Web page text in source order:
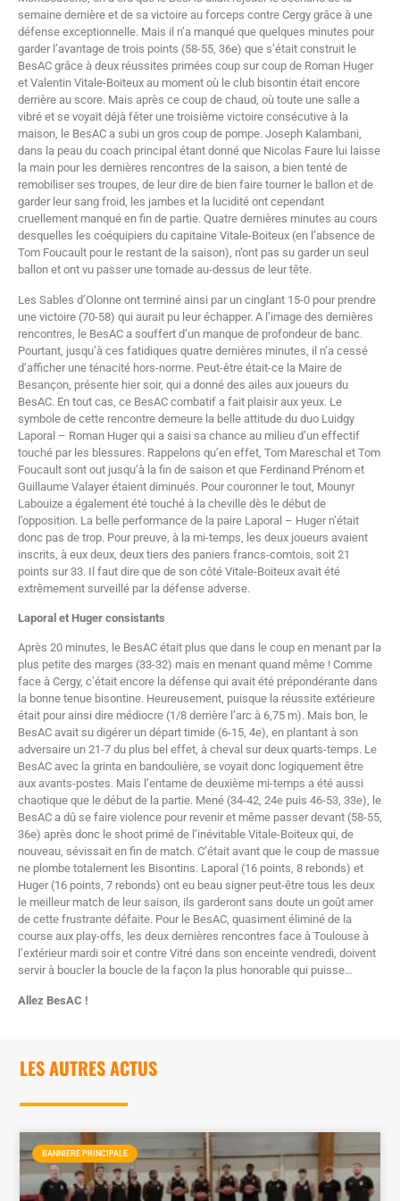
semaine dernière et de sa victoire au forceps contre Cergy grâce à une
défense exceptionnelle. Mais il n’a manqué que quelques minutes pour
garder l’avantage de trois points (58-55, 36e) que s’était construit le
BesAC grâce à deux réussites primées coup sur coup de Roman Huger
et Valentin Vitale-Boiteux au moment où le club bisontin était encore
derrière au score. Mais après ce coup de chaud, où toute une salle a
vibré et se voyait déjà fêter une troisième victoire consécutive à la
maison, le BesAC a subi un gros coup de pompe. Joseph Kalambani,
dans la peau du coach principal étant donné que Nicolas Faure lui laisse
la main pour les dernières rencontres de la saison, a bien tenté de
remobiliser ses troupes, de leur dire de bien faire tourner le ballon et de
garder leur sang froid, les jambes et la lucidité ont cependant
cruellement manqué en fin de partie. Quatre dernières minutes au cours
desquelles les coéquipiers du capitaine Vitale-Boiteux (en l’absence de
Tom Foucault pour le restant de la saison), n’ont pas su garder un seul
ballon et ont vu passer une tornade au-dessus de leur tête.
Les Sables d’Olonne ont terminé ainsi par un cinglant 15-0 pour prendre
une victoire (70-58) qui aurait pu leur échapper. A l’image des dernières
rencontres, le BesAC a souffert d’un manque de profondeur de banc.
Pourtant, jusqu’à ces fatidiques quatre dernières minutes, il n’a cessé
d’afficher une ténacité hors-norme. Peut-être était-ce la Maire de
Besançon, présente hier soir, qui a donné des ailes aux joueurs du
BesAC. En tout cas, ce BesAC combatif a fait plaisir aux yeux. Le
symbole de cette rencontre demeure la belle attitude du duo Luidgy
Laporal – Roman Huger qui a saisi sa chance au milieu d’un effectif
touché par les blessures. Rappelons qu’en effet, Tom Mareschal et Tom
Foucault sont out jusqu’à la fin de saison et que Ferdinand Prénom et
Guillaume Valayer étaient diminués. Pour couronner le tout, Mounyr
Labouize a également été touché à la cheville dès le début de
l’opposition. La belle performance de la paire Laporal – Huger n’était
donc pas de trop. Pour preuve, à la mi-temps, les deux joueurs avaient
inscrits, à eux deux, deux tiers des paniers francs-comtois, soit 21
points sur 33. Il faut dire que de son côté Vitale-Boiteux avait été
extrêmement surveillé par la défense adverse.
Laporal et Huger consistants
Après 20 minutes, le BesAC était plus que dans le coup en menant par la
plus petite des marges (33-32) mais en menant quand même ! Comme
face à Cergy, c’était encore la défense qui avait été prépondérante dans
la bonne tenue bisontine. Heureusement, puisque la réussite extérieure
était pour ainsi dire médiocre (1/8 derrière l’arc à 6,75 m). Mais bon, le
BesAC avait su digérer un départ timide (6-15, 4e), en plantant à son
adversaire un 21-7 du plus bel effet, à cheval sur deux quarts-temps. Le
BesAC avec la grinta en bandoulière, se voyait donc logiquement être
aux avants-postes. Mais l’entame de deuxième mi-temps a été aussi
chaotique que le début de la partie. Mené (34-42, 24e puis 46-53, 33e), le
BesAC a dû se faire violence pour revenir et même passer devant (58-55,
36e) après donc le shoot primé de l’inévitable Vitale-Boiteux qui, de
nouveau, sévissait en fin de match. C’était avant que le coup de massue
ne plombe totalement les Bisontins. Laporal (16 points, 8 rebonds) et
Huger (16 points, 7 rebonds) ont eu beau signer peut-être tous les deux
le meilleur match de leur saison, ils garderont sans doute un goût amer
de cette frustrante défaite. Pour le BesAC, quasiment éliminé de la
course aux play-offs, les deux dernières rencontres face à Toulouse à
l’extérieur mardi soir et contre Vitré dans son enceinte vendredi, doivent
servir à boucler la boucle de la façon la plus honorable qui puisse…
Allez BesAC !
LES AUTRES ACTUS
BANNIERE PRINCIPALE